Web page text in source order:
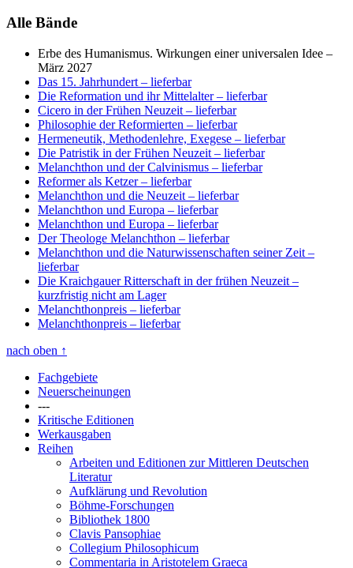
Alle Bände
Erbe des Humanismus. Wirkungen einer universalen Idee –
März 2027
Das 15. Jahrhundert – lieferbar
Die Reformation und ihr Mittelalter– lieferbar
Cicero in der Frühen Neuzeit – lieferbar
Philosophie der Reformierten – lieferbar
Hermeneutik, Methodenlehre, Exegese – lieferbar
Die Patristik in der Frühen Neuzeit – lieferbar
Melanchthon und der Calvinismus – lieferbar
Reformer als Ketzer– lieferbar
Melanchthon und die Neuzeit – lieferbar
Melanchthon und Europa – lieferbar
Melanchthon und Europa – lieferbar
Der Theologe Melanchthon – lieferbar
Melanchthon und die Naturwissenschaften seiner Zeit –
lieferbar
Die Kraichgauer Ritterschaft in der frühen Neuzeit –
kurzfristig nicht am Lager
Melanchthonpreis – lieferbar
Melanchthonpreis – lieferbar
nach oben ↑
Fachgebiete
Neuerscheinungen
---
Kritische Editionen
Werkausgaben
Reihen
Arbeiten und Editionen zur Mittleren Deutschen
Literatur
Aufklärung und Revolution
Böhme-Forschungen
Bibliothek 1800
Clavis Pansophiae
Collegium Philosophicum
Commentaria in Aristotelem Graeca